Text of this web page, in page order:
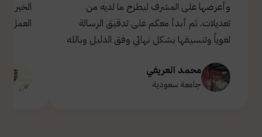
وأعرضها على المشرف ليطرح ما لديه من
تعديلات. ثم أبدأ معكم على تدقيق الرسالة
لغوياً وتنسيقها بشكل نهائي وفق الدليل وبالله
محمد العريفي
جامعة سعودية
العمل.